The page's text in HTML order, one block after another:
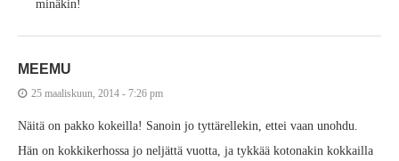
minäkin!
MEEMU
25 maaliskuun, 2014 - 7:26 pm
Näitä on pakko kokeilla! Sanoin jo tyttärellekin, ettei vaan unohdu.
Hän on kokkikerhossa jo neljättä vuotta, ja tykkää kotonakin kokkailla